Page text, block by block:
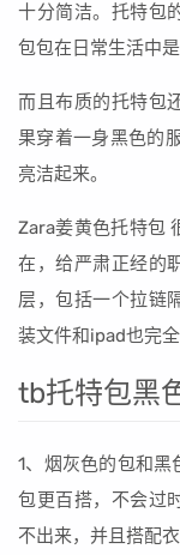
十分简洁。托特包
包包在日常生活中是
而且布质的托特包
果穿着一身黑色的
亮洁起来。
Zara姜黄色托特包
在，给严肃正经的
层，包括一个拉链
装文件和ipad也完全
tb托特包黑
1、烟灰色的包和
包更百搭，不会过
不出来，并且搭配